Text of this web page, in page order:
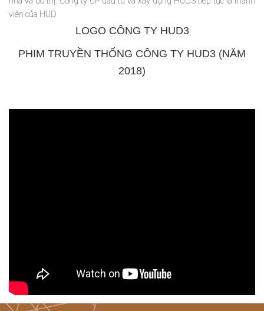
viên của HUD
LOGO CÔNG TY HUD3
PHIM TRUYỀN THỐNG CÔNG TY HUD3 (NĂM
2018)